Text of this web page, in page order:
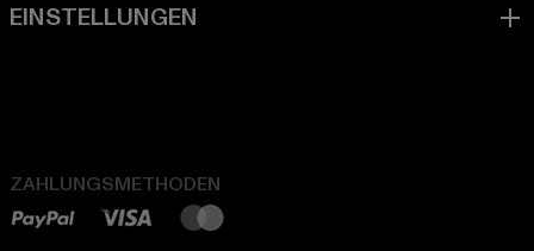
ZAHLUNGSMETHODEN